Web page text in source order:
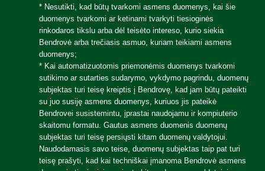
Atgal
Atgal
Supirkimas
Supirkimo modeliai
Katalizatorių supirkimas
Tauriųjų metalų supirkimas
Atgal
Atgal
Atgal
* Nesutikti, kad būtų tvarkomi asmens duomenys, kai šie
duomenys tvarkomi ar ketinami tvarkyti tiesioginės
rinkodaros tikslu arba dėl teisėto intereso, kurio siekia
Bendrovė arba trečiasis asmuo, kuriam teikiami asmens
duomenys;
* Kai automatizuotomis priemonėmis duomenys tvarkomi
sutikimo ar sutarties sudarymo, vykdymo pagrindu, duomenų
subjektas turi teisę kreiptis į Bendrovę, kad jam būtų pateikti
su juo susiję asmens duomenys, kuriuos jis pateikė
Bendrovei susistemintu, įprastai naudojamu ir kompiuterio
skaitomu formatu. Gautus asmens duomenis duomenų
subjektas turi teisę persiųsti kitam duomenų valdytojui.
Naudodamasis savo teise, duomenų subjektas taip pat turi
teisę prašyti, kad kai techniškai įmanoma Bendrovė asmens